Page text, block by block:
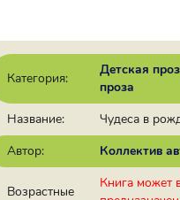
Категория:
Детская
проза
Название:
Чудеса в
Автор:
Коллектив
Возрастные
Книга может